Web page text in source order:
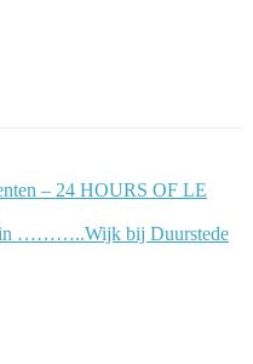
– 24 HOURS OF LE
in ………..Wijk bij Duurstede